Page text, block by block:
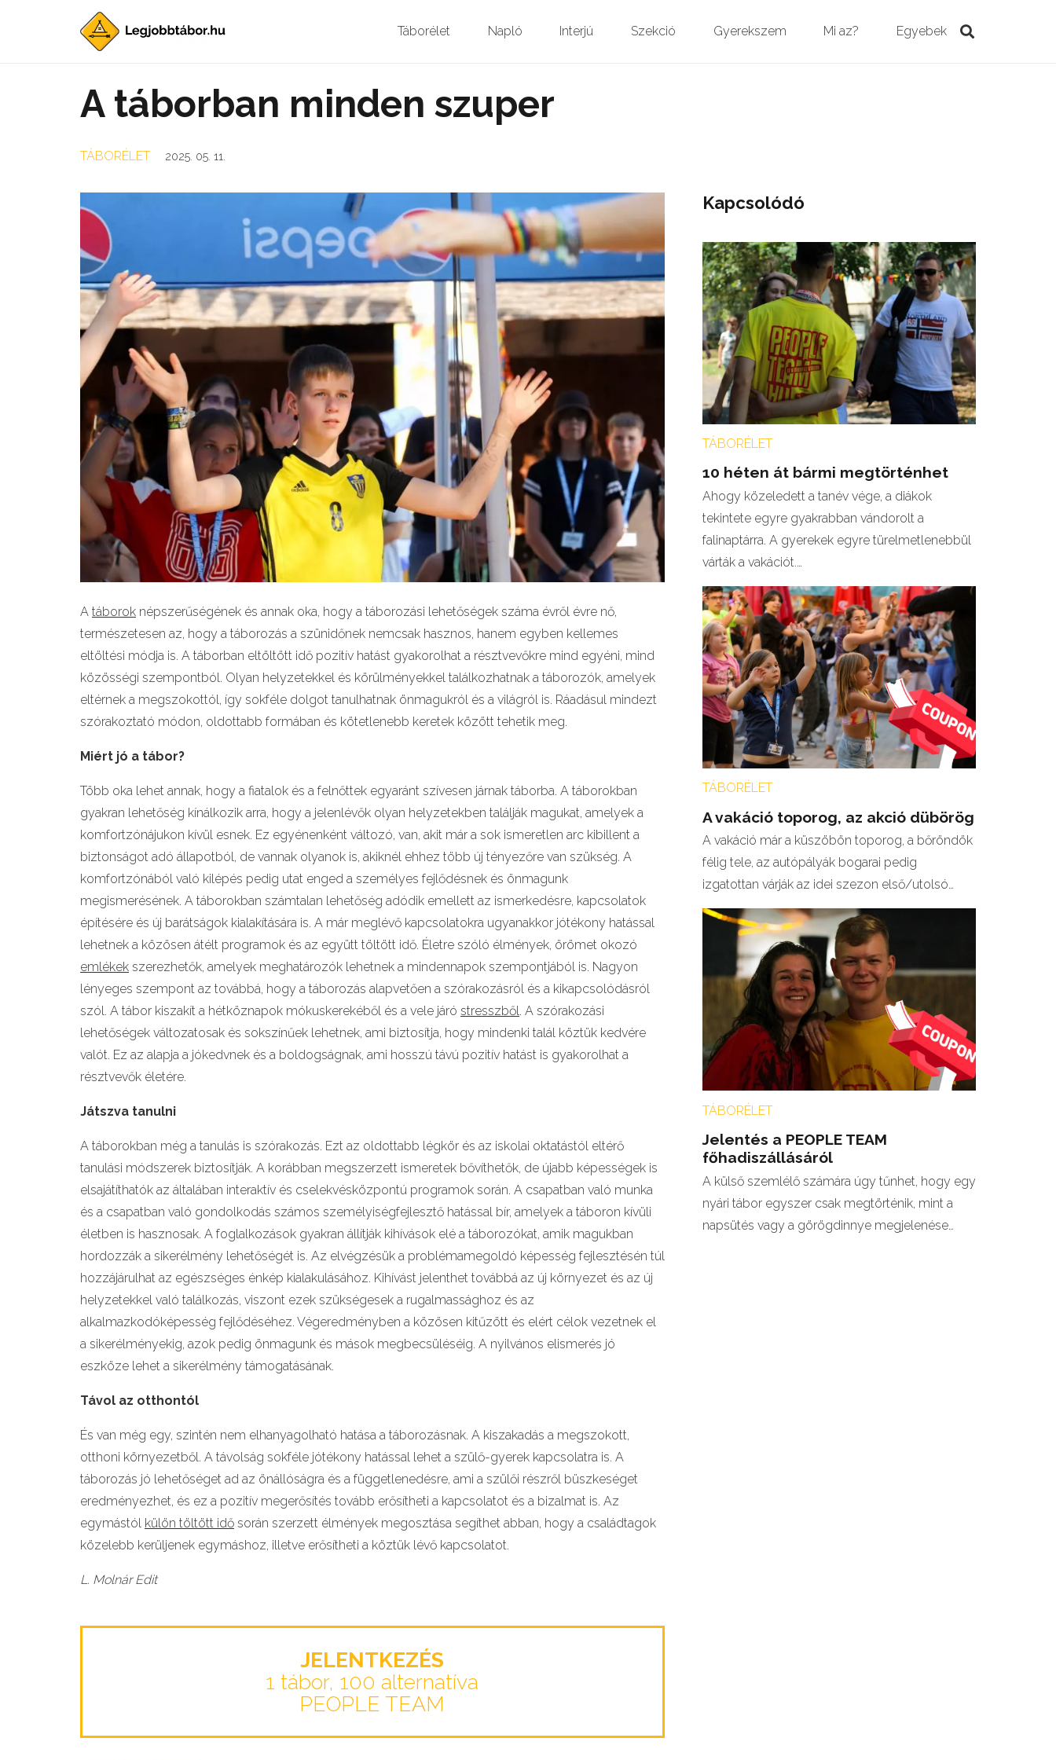
Táborélet Napló Interjú Szekció Gyerekszem Mi az? Egyebek
A táborban minden szuper
TÁBORÉLET 2025. 05. 11.
A táborok népszerűségének és annak oka, hogy a táborozási lehetőségek száma évről évre nő,
természetesen az, hogy a táborozás a szünidőnek nemcsak hasznos, hanem egyben kellemes
eltöltési módja is. A táborban eltöltött idő pozitív hatást gyakorolhat a résztvevőkre mind egyéni, mind
közösségi szempontból. Olyan helyzetekkel és körülményekkel találkozhatnak a táborozók, amelyek
eltérnek a megszokottól, így sokféle dolgot tanulhatnak önmagukról és a világról is. Ráadásul mindezt
szórakoztató módon, oldottabb formában és kötetlenebb keretek között tehetik meg.
Miért jó a tábor?
Több oka lehet annak, hogy a fiatalok és a felnőttek egyaránt szívesen járnak táborba. A táborokban
gyakran lehetőség kínálkozik arra, hogy a jelenlévők olyan helyzetekben találják magukat, amelyek a
komfortzónájukon kívül esnek. Ez egyénenként változó, van, akit már a sok ismeretlen arc kibillent a
biztonságot adó állapotból, de vannak olyanok is, akiknél ehhez több új tényezőre van szükség. A
komfortzónából való kilépés pedig utat enged a személyes fejlődésnek és önmagunk
megismerésének. A táborokban számtalan lehetőség adódik emellett az ismerkedésre, kapcsolatok
építésére és új barátságok kialakítására is. A már meglévő kapcsolatokra ugyanakkor jótékony hatással
lehetnek a közösen átélt programok és az együtt töltött idő. Életre szóló élmények, örömet okozó
emlékek szerezhetők, amelyek meghatározók lehetnek a mindennapok szempontjából is. Nagyon
lényeges szempont az továbbá, hogy a táborozás alapvetően a szórakozásról és a kikapcsolódásról
szól. A tábor kiszakít a hétköznapok mókuskerekéből és a vele járó stresszből. A szórakozási
lehetőségek változatosak és sokszínűek lehetnek, ami biztosítja, hogy mindenki talál köztük kedvére
valót. Ez az alapja a jókedvnek és a boldogságnak, ami hosszú távú pozitív hatást is gyakorolhat a
résztvevők életére.
Játszva tanulni
A táborokban még a tanulás is szórakozás. Ezt az oldottabb légkör és az iskolai oktatástól eltérő
tanulási módszerek biztosítják. A korábban megszerzett ismeretek bővíthetők, de újabb képességek is
elsajátíthatók az általában interaktív és cselekvésközpontú programok során. A csapatban való munka
és a csapatban való gondolkodás számos személyiségfejlesztő hatással bír, amelyek a táboron kívüli
életben is hasznosak. A foglalkozások gyakran állítják kihívások elé a táborozókat, amik magukban
hordozzák a sikerélmény lehetőségét is. Az elvégzésük a problémamegoldó képesség fejlesztésén túl
hozzájárulhat az egészséges énkép kialakulásához. Kihívást jelenthet továbbá az új környezet és az új
helyzetekkel való találkozás, viszont ezek szükségesek a rugalmassághoz és az
alkalmazkodóképesség fejlődéséhez. Végeredményben a közösen kitűzött és elért célok vezetnek el
a sikerélményekig, azok pedig önmagunk és mások megbecsüléséig. A nyilvános elismerés jó
eszköze lehet a sikerélmény támogatásának.
Távol az otthontól
És van még egy, szintén nem elhanyagolható hatása a táborozásnak. A kiszakadás a megszokott,
otthoni környezetből. A távolság sokféle jótékony hatással lehet a szülő-gyerek kapcsolatra is. A
táborozás jó lehetőséget ad az önállóságra és a függetlenedésre, ami a szülői részről büszkeséget
eredményezhet, és ez a pozitív megerősítés tovább erősítheti a kapcsolatot és a bizalmat is. Az
egymástól külön töltött idő során szerzett élmények megosztása segíthet abban, hogy a családtagok
közelebb kerüljenek egymáshoz, illetve erősítheti a köztük lévő kapcsolatot.
L. Molnár Edit
JELENTKEZÉS
1 tábor, 100 alternatíva
PEOPLE TEAM
Kapcsolódó
TÁBORÉLET
10 héten át bármi megtörténhet
Ahogy közeledett a tanév vége, a diákok
tekintete egyre gyakrabban vándorolt a
falinaptárra. A gyerekek egyre türelmetlenebbül
várták a vakációt.…
TÁBORÉLET
A vakáció toporog, az akció dübörög
A vakáció már a küszöbön toporog, a bőröndök
félig tele, az autópályák bogarai pedig
izgatottan várják az idei szezon első/utolsó…
TÁBORÉLET
Jelentés a PEOPLE TEAM
főhadiszállásáról
A külső szemlélő számára úgy tűnhet, hogy egy
nyári tábor egyszer csak megtörténik, mint a
napsütés vagy a görögdinnye megjelenése…